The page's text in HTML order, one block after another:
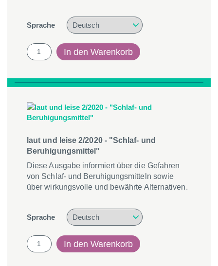
Sprache
laut
und
03/2020
-
Leben
verändert
Menge
In den Warenkorb
laut und leise 2/2020 - "Schlaf- und
Beruhigungsmittel"
Diese Ausgabe informiert über die Gefahren
von Schlaf- und Beruhigungsmitteln sowie
über wirkungsvolle und bewährte Alternativen.
Sprache
laut
und
In den Warenkorb